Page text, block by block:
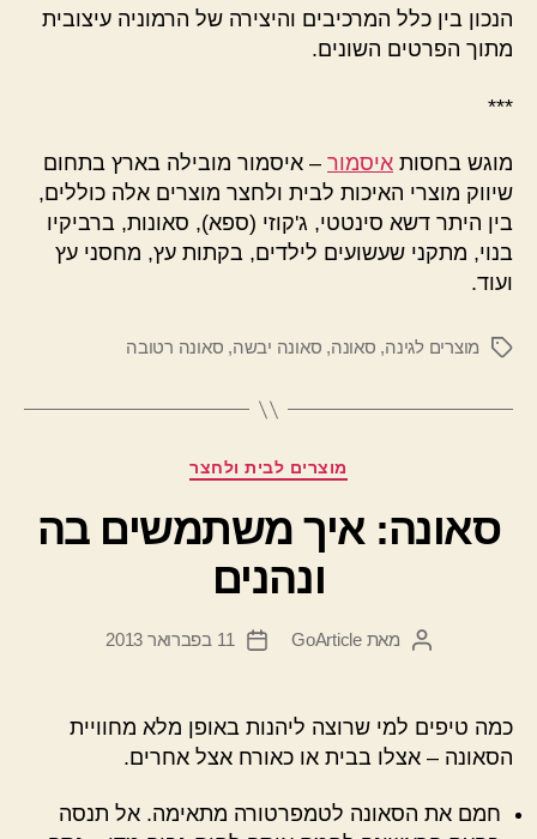
הנכון בין כלל המרכיבים והיצירה של הרמוניה עיצובית
מתוך הפרטים השונים.
***
מוגש בחסות איסמור – איסמור מובילה בארץ בתחום
שיווק מוצרי האיכות לבית ולחצר מוצרים אלה כוללים,
בין היתר דשא סינטטי, ג'קוזי (ספא), סאונות, ברביקיו
בנוי, מתקני שעשועים לילדים, בקתות עץ, מחסני עץ
ועוד.
תגיותמוצרים לגינה, סאונה, סאונה יבשה, סאונה רטובה
קטגוריות
מוצרים לבית ולחצר
סאונה: איך משתמשים בה
ונהנים
המחבר
מאתGoArticle
תאריך
11 בפברואר 2013
כמה טיפים למי שרוצה ליהנות באופן מלא מחוויית
הסאונה – אצלו בבית או כאורח אצל אחרים.
חמם את הסאונה לטמפרטורה מתאימה. אל תנסה